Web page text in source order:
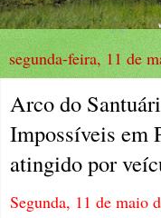
segunda-feira, 11 de
Arco do
Impossíveis em
atingido por
Segunda, 11 de maio